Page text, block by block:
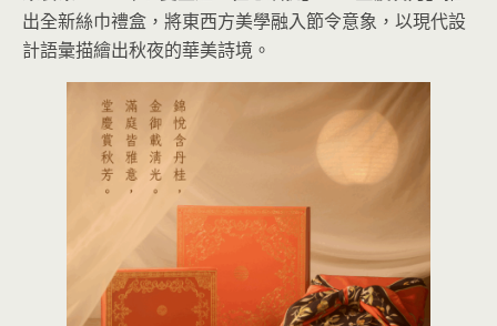
出全新絲巾禮盒，將東西方美學融入節令意象，以現代設
計語彙描繪出秋夜的華美詩境。